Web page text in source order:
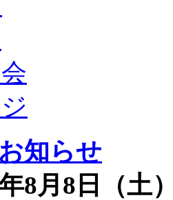
知らせ
8月8日（土